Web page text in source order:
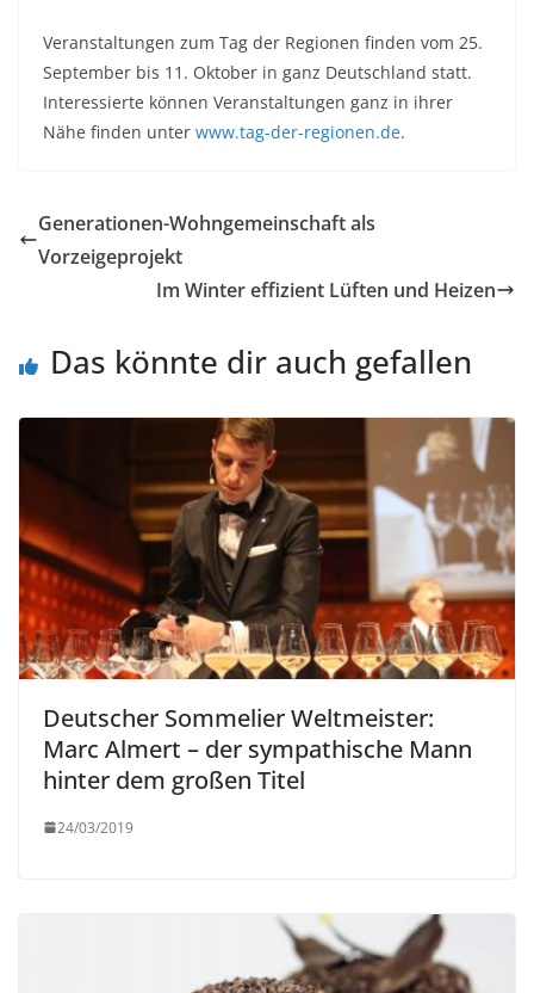
Veranstaltungen zum Tag der Regionen finden vom 25.
September bis 11. Oktober in ganz Deutschland statt.
Interessierte können Veranstaltungen ganz in ihrer
Nähe finden unter www.tag-der-regionen.de.
Generationen-Wohngemeinschaft als
Vorzeigeprojekt
Im Winter effizient Lüften und Heizen
Das könnte dir auch gefallen
Deutscher Sommelier Weltmeister:
Marc Almert – der sympathische Mann
hinter dem großen Titel
24/03/2019